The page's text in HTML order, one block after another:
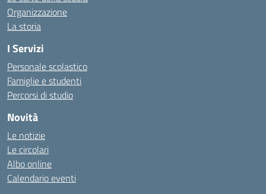
Organizzazione
La storia
I Servizi
Personale scolastico
Famiglie e studenti
Percorsi di studio
Novità
Le notizie
Le circolari
Albo online
Calendario eventi